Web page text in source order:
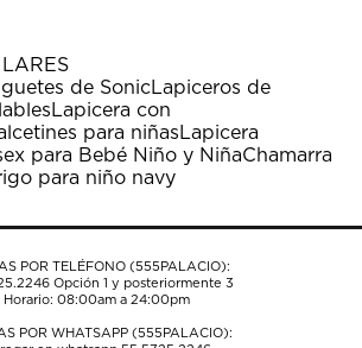
de SonicLapiceros de
Lapicera con
para niñas Lapicera
para Bebé Niño y NiñaChamarra
para niño navy
POR TELÉFONO (555PALACIO):
Opción 1 y posteriormente 3
Horario: 08:00am a 24:00pm
POR WHATSAPP (555PALACIO):